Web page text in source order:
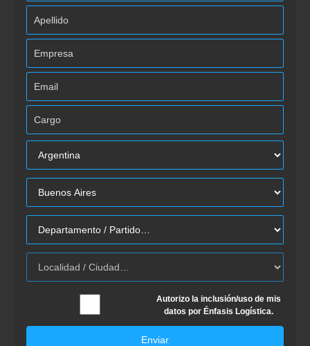
Autorizo la inclusión/uso de mis
datos por Énfasis Logística.
Enviar